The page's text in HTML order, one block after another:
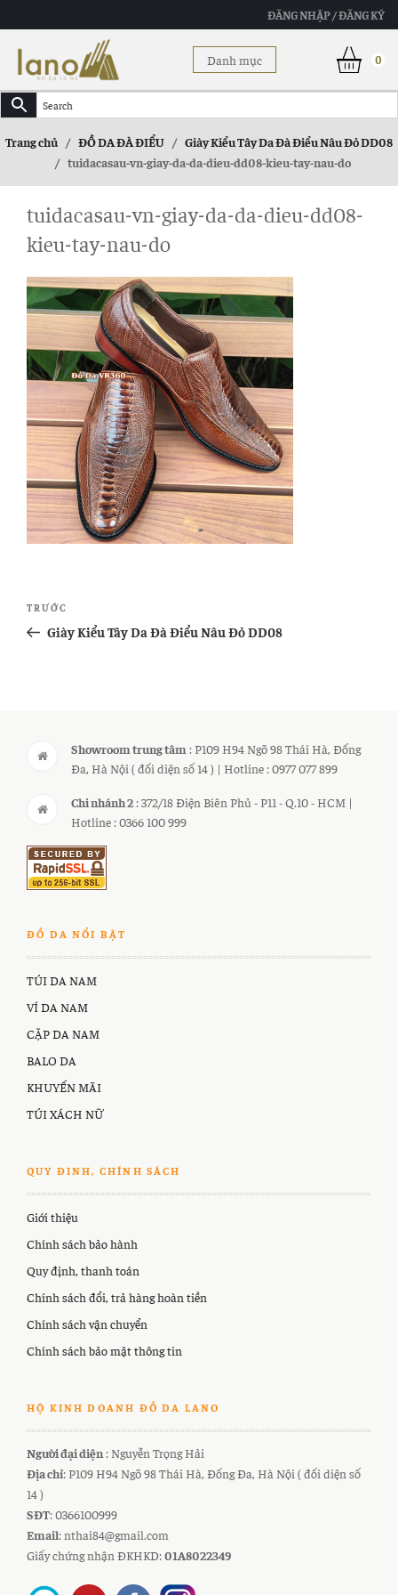
ĐĂNG NHẬP / ĐĂNG KÝ
Danh mục 0
Trang chủ / ĐỒ DA ĐÀ ĐIỂU / Giày Kiểu Tây Da Đà Điểu Nâu Đỏ DD08
/ tuidacasau-vn-giay-da-da-dieu-dd08-kieu-tay-nau-do
tuidacasau-vn-giay-da-da-dieu-dd08-
kieu-tay-nau-do
Điều
hướng
Bài
cũ
TRƯỚC
Giày Kiểu Tây Da Đà Điểu Nâu Đỏ DD08
Showroom trung tâm : P109 H94 Ngõ 98 Thái Hà, Đống
Đa, Hà Nội ( đối diện số 14 ) | Hotline : 0977 077 899
Chi nhánh 2 : 372/18 Điện Biên Phủ - P11 - Q.10 - HCM |
Hotline : 0366 100 999
ĐỒ DA NỔI BẬT
TÚI DA NAM
VÍ DA NAM
CẶP DA NAM
BALO DA
KHUYẾN MÃI
TÚI XÁCH NỮ
QUY ĐINH, CHÍNH SÁCH
Giới thiệu
Chính sách bảo hành
Quy định, thanh toán
Chính sách đổi, trả hàng hoàn tiền
Chính sách vận chuyển
Chính sách bảo mật thông tin
HỘ KINH DOANH ĐỒ DA LANO
Người đại diện : Nguyễn Trọng Hải
Địa chỉ: P109 H94 Ngõ 98 Thái Hà, Đống Đa, Hà Nội ( đối diện số
14 )
SĐT: 0366100999
Email: nthai84@gmail.com
Giấy chứng nhận ĐKHKD:01A8022349